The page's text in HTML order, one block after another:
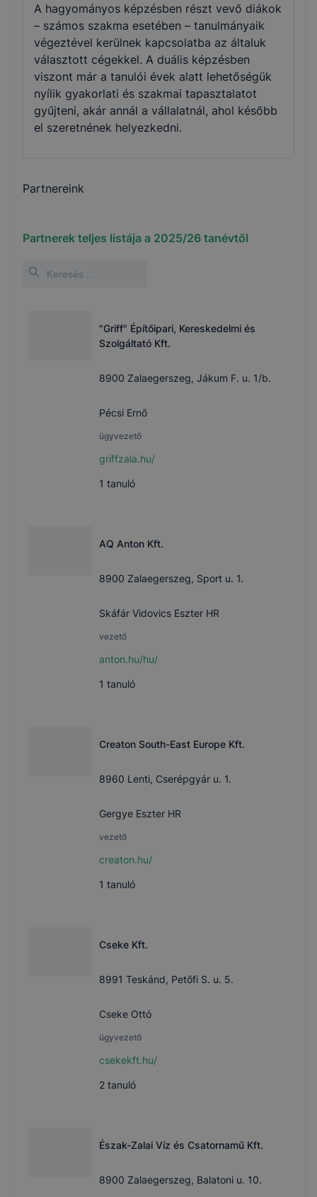
A hagyományos képzésben részt vevő diákok
– számos szakma esetében – tanulmányaik
végeztével kerülnek kapcsolatba az általuk
választott cégekkel. A duális képzésben
viszont már a tanulói évek alatt lehetőségük
nyílik gyakorlati és szakmai tapasztalatot
gyűjteni, akár annál a vállalatnál, ahol később
el szeretnének helyezkedni.
Partnereink
Partnerek teljes listája a 2025/26 tanévtől
"Griff" Építőipari, Kereskedelmi és
Szolgáltató Kft.
8900 Zalaegerszeg, Jákum F. u. 1/b.
Pécsi Ernő
ügyvezető
griffzala.hu/
1 tanuló
AQ Anton Kft.
8900 Zalaegerszeg, Sport u. 1.
Skáfár Vidovics Eszter HR
vezető
anton.hu/hu/
1 tanuló
Creaton South-East Europe Kft.
8960 Lenti, Cserépgyár u. 1.
Gergye Eszter HR
vezető
creaton.hu/
1 tanuló
Cseke Kft.
8991 Teskánd, Petőfi S. u. 5.
Cseke Ottó
ügyvezető
csekekft.hu/
2tanuló
Észak-Zalai Víz és Csatornamű Kft.
8900 Zalaegerszeg, Balatoni u. 10.